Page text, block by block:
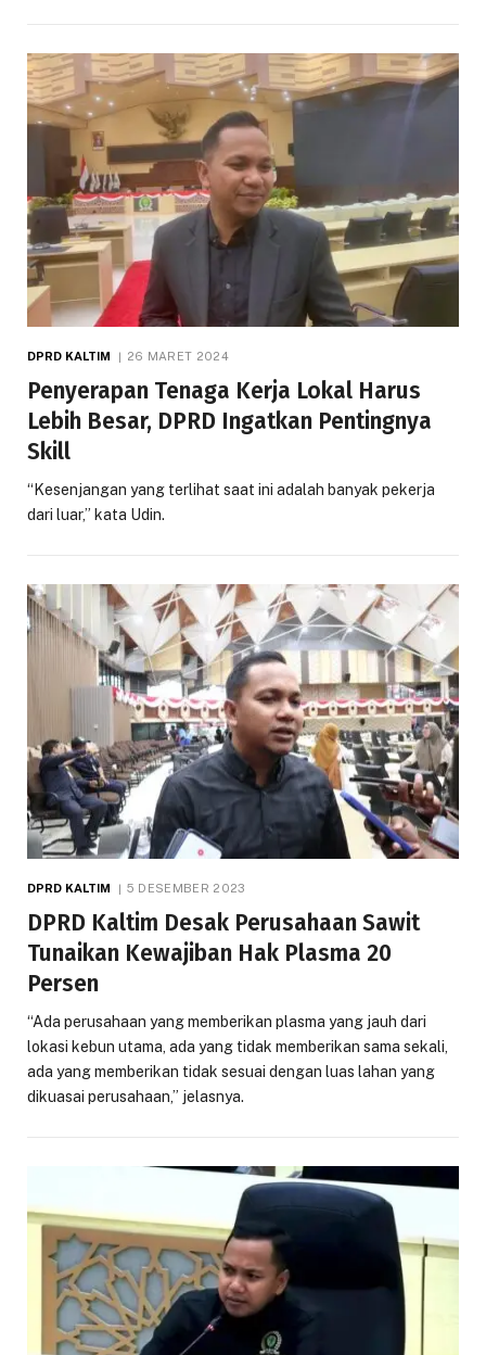
DPRD KALTIM 26 MARET 2024
Penyerapan Tenaga Kerja Lokal Harus
Lebih Besar, DPRD Ingatkan Pentingnya
Skill
“Kesenjangan yang terlihat saat ini adalah banyak pekerja
dari luar,” kata Udin.
DPRD KALTIM 5 DESEMBER 2023
DPRD Kaltim Desak Perusahaan Sawit
Tunaikan Kewajiban Hak Plasma 20
Persen
“Ada perusahaan yang memberikan plasma yang jauh dari
lokasi kebun utama, ada yang tidak memberikan sama sekali,
ada yang memberikan tidak sesuai dengan luas lahan yang
dikuasai perusahaan,” jelasnya.